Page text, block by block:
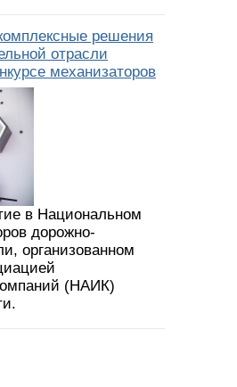
решения
отрасли
механизаторов
в Национальном
дорожно-
организованном
(НАИК)